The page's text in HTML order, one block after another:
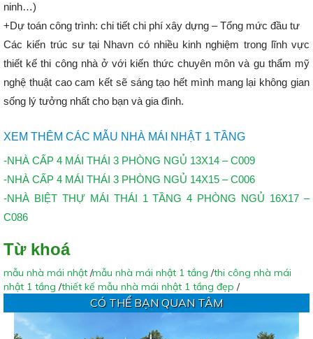
ninh…)
+Dự toán công trình: chi tiết chi phí xây dựng – Tổng mức đầu tư
Các kiến trúc sư tại Nhavn có nhiều kinh nghiệm trong lĩnh vực
thiết kế thi công nhà ở với kiến thức chuyên môn và gu thẩm mỹ
nghệ thuật cao cam kết sẽ sáng tạo hết mình mang lại không gian
sống lý tưởng nhất cho bạn và gia đình.
XEM THÊM CÁC MẪU NHÀ MÁI NHẬT 1 TẦNG
-NHÀ CẤP 4 MÁI THÁI 3 PHÒNG NGỦ 13X14 – C009
-NHÀ CẤP 4 MÁI THÁI 3 PHÒNG NGỦ 14X15 – C006
-NHÀ BIỆT THỰ MÁI THÁI 1 TẦNG 4 PHÒNG NGỦ 16X17 –
C086
Từ khoá
mẫu nhà mái nhật /mẫu nhà mái nhật 1 tầng /thi công nhà mái
nhật 1 tầng /thiết kế mẫu nhà mái nhật 1 tầng đẹp /
CÓ THỂ BẠN QUAN TÂM